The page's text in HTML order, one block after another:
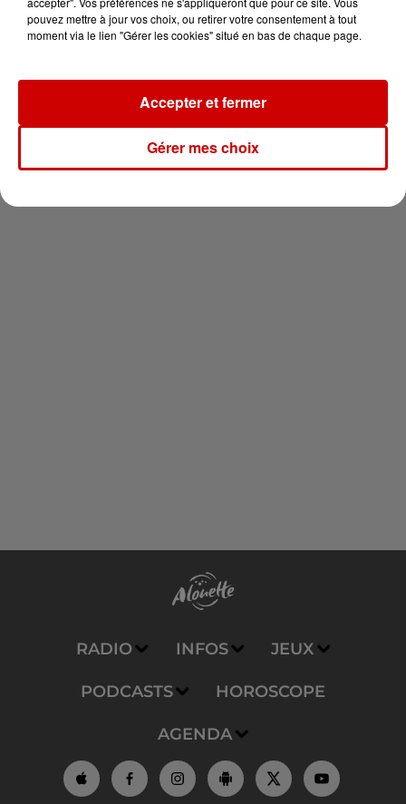
de la...
Newsletter
RADIO INFOS JEUX
PODCASTS HOROSCOPE
AGENDA
pouvez mettre à jour vos choix, ou retirer votre consentement à tout
moment via le lien "Gérer les cookies" situé en bas de chaque page.
Gérer mes choix
Accepter et fermer